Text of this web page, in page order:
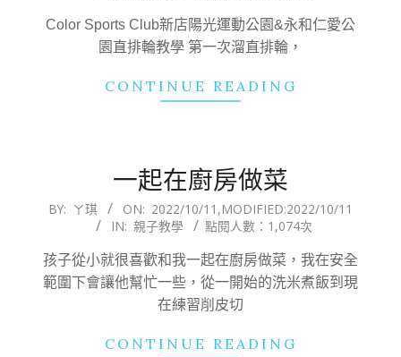
11
Color Sports Club新店陽光運動公園&永和仁愛公
園直排輪教學 第一次溜直排輪，
CONTINUE READING
一起在廚房做菜
2022-
11
BY: ㄚ琪 ON: 2022/10/11 ,MODIFIED:2022/10/11
IN: 親子教學 點閱人數：1,074次
孩子從小就很喜歡和我一起在廚房做菜，我在安全
範圍下會讓他幫忙一些，從一開始的洗米煮飯到現
在練習削皮切
CONTINUE READING